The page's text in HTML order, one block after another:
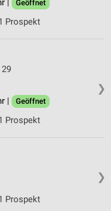
| Geöffnet
Prospekt
❯
|
Geöffnet
Prospekt
❯
Prospekt